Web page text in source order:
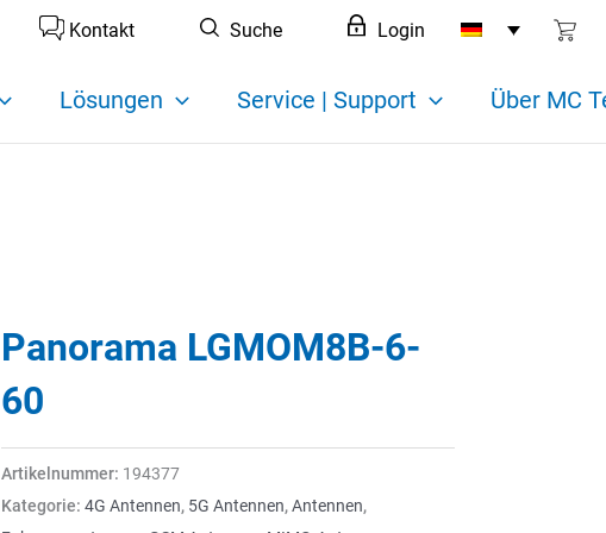
Kontakt Suche Login
Lösungen Service | Support Über MC
Panorama LGMOM8B-6-
60
Artikelnummer: 194377
Kategorie: 4G Antennen, 5G Antennen,Antennen,